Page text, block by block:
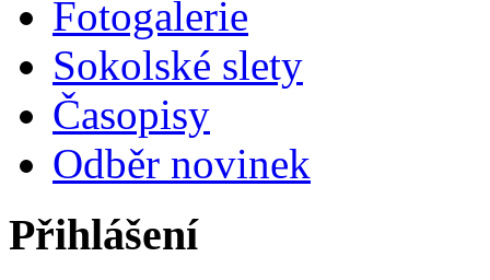
Fotogalerie
Sokolské slety
Časopisy
Odběr novinek
Přihlášení